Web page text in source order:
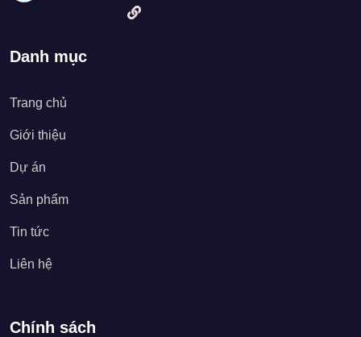
Danh mục
Trang chủ
Giới thiệu
Dự án
Sản phẩm
Tin tức
Liên hệ
Chính sách